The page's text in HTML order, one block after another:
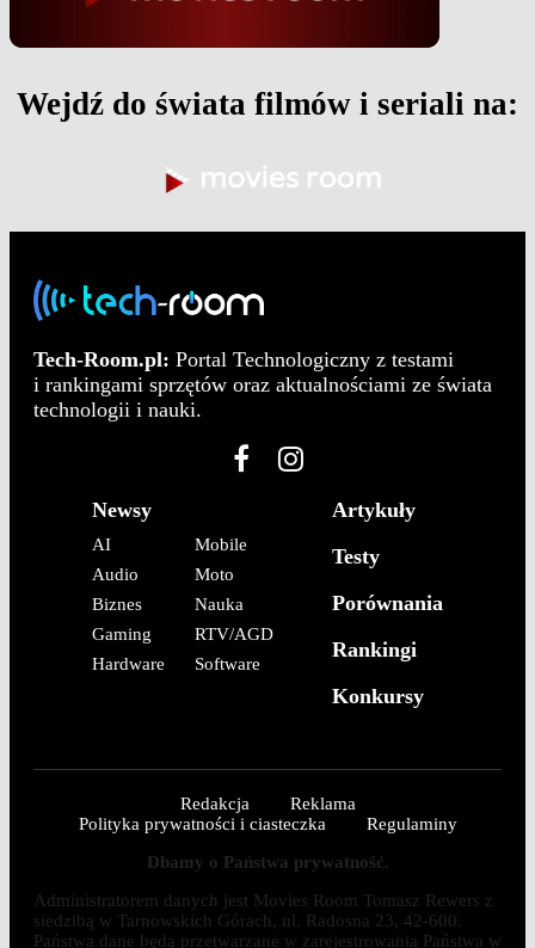
Wejdź do świata filmów i seriali na:
Tech-Room.pl: Portal Technologiczny z testami
i rankingami sprzętów oraz aktualnościami ze świata
technologii i nauki.
Newsy
AI
Audio
Biznes
Gaming
Hardware
Mobile
Moto
Nauka
RTV/AGD
Software
Artykuły
Testy
Porównania
Rankingi
Konkursy
Redakcja
Reklama
Polityka prywatności i ciasteczka
Regulaminy
Dbamy o Państwa prywatność.
Administratorem danych jest Movies Room Tomasz Rewers z
siedzibą w Tarnowskich Górach, ul. Radosna 23, 42-600.
Państwa dane będą przetwarzane w zarejestrowania Państwa w